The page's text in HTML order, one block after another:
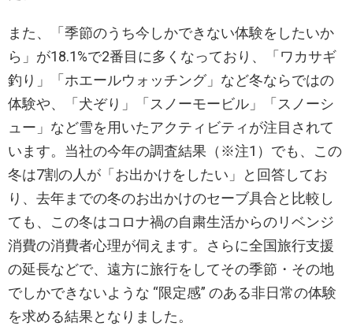
また、「季節のうち今しかできない体験をしたいか
ら」が18.1%で2番目に多くなっており、「ワカサギ
釣り」「ホエールウォッチング」など冬ならではの
体験や、「犬ぞり」「スノーモービル」「スノーシ
ュー」など雪を用いたアクティビティが注目されて
います。当社の今年の調査結果（※注1）でも、この
冬は7割の人が「お出かけをしたい」と回答してお
り、去年までの冬のお出かけのセーブ具合と比較し
ても、この冬はコロナ禍の自粛生活からのリベンジ
消費の消費者心理が伺えます。さらに全国旅行支援
の延長などで、遠方に旅行をしてその季節・その地
でしかできないような “限定感” のある非日常の体験
を求める結果となりました。